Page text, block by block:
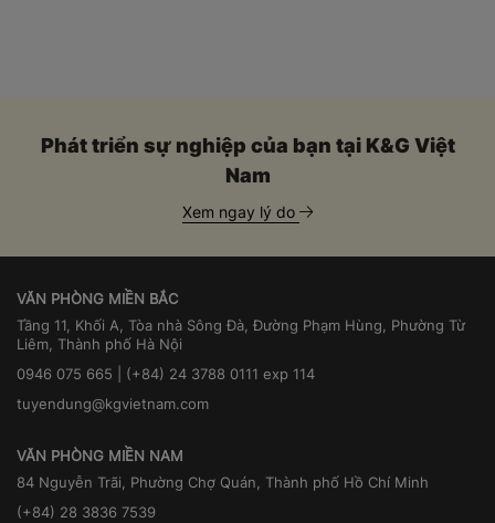
Phát triển sự nghiệp của bạn tại K&G Việt
Nam
Xem ngay lý do
VĂN PHÒNG MIỀN BẮC
Tầng 11, Khối A, Tòa nhà Sông Đà, Đường Phạm Hùng, Phường Từ
Liêm, Thành phố Hà Nội
0946 075 665 | (+84) 24 3788 0111 exp 114
tuyendung@kgvietnam.com
VĂN PHÒNG MIỀN NAM
84 Nguyễn Trãi, Phường Chợ Quán, Thành phố Hồ Chí Minh
(+84) 28 3836 7539